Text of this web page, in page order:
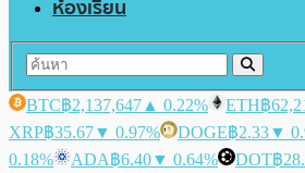
ห้องเรียน
BTC฿2,137,647 ▲ 0.22% ETH฿
XRP฿35.67▼ 0.97% DOGE฿2.33▼
0.18%
ADA฿6.40▼ 0.64% DOT฿